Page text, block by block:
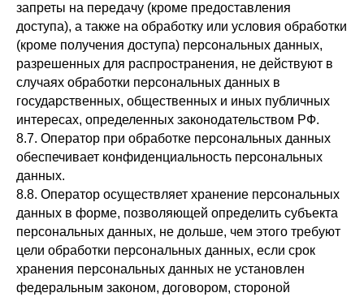
запреты на передачу (кроме предоставления
доступа), а также на обработку или условия обработки
(кроме получения доступа) персональных данных,
разрешенных для распространения, не действуют в
случаях обработки персональных данных в
государственных, общественных и иных публичных
интересах, определенных законодательством РФ.
8.7. Оператор при обработке персональных данных
обеспечивает конфиденциальность персональных
данных.
8.8. Оператор осуществляет хранение персональных
данных в форме, позволяющей определить субъекта
персональных данных, не дольше, чем этого требуют
цели обработки персональных данных, если срок
хранения персональных данных не установлен
федеральным законом, договором, стороной